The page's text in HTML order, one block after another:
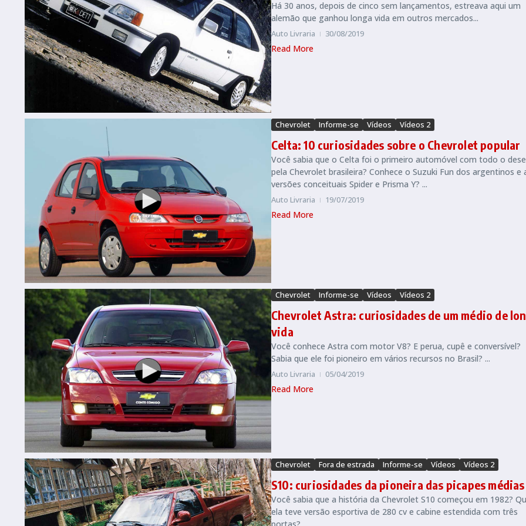
Há 30 anos, depois de cinco sem lançamentos, estreava aqui um
alemão que ganhou longa vida em outros mercados...
Auto Livraria 30/08/2019
Read More
Chevrolet Informe-se Vídeos Vídeos 2
Celta: 10 curiosidades sobre o Chevrolet popular
Você sabia que o Celta foi o primeiro automóvel com todo o
pela Chevrolet brasileira? Conhece o Suzuki Fun dos argentinos e
versões conceituais Spider e Prisma Y? ...
Auto Livraria 19/07/2019
Read More
Chevrolet Informe-se Vídeos Vídeos 2
Chevrolet Astra: curiosidades de um médio de
vida
Você conhece Astra com motor V8? E perua, cupê e conversível?
Sabia que ele foi pioneiro em vários recursos no Brasil? ...
Auto Livraria 05/04/2019
Read More
Chevrolet Fora de estrada Informe-se Vídeos Vídeos 2
S10: curiosidades da pioneira das picapes médias
Você sabia que a história da Chevrolet S10 começou em 1982?
ela teve versão esportiva de 280 cv e cabine estendida com três